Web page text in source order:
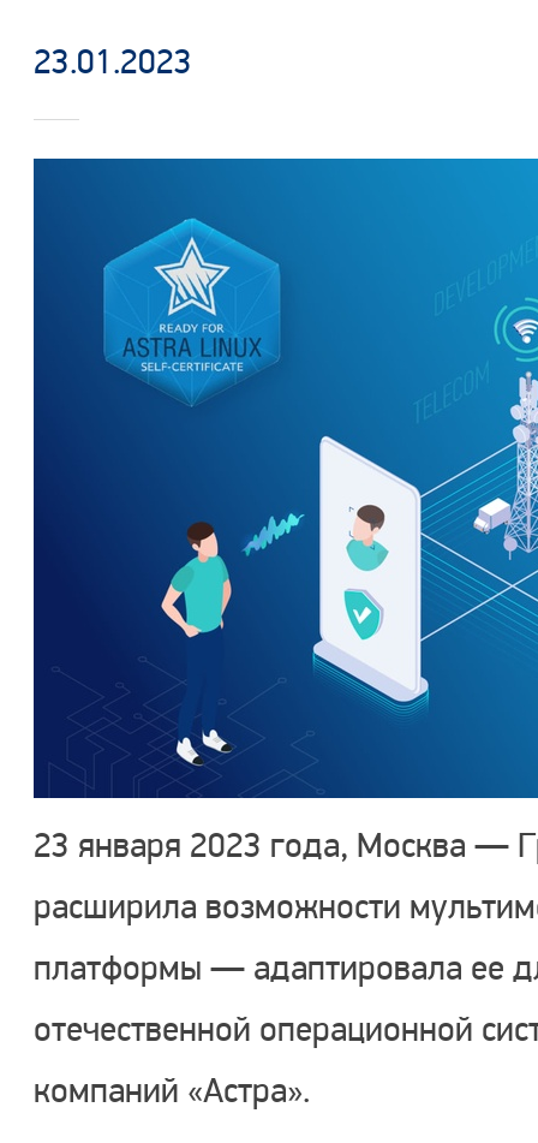
23.01.2023
23 января 2023 года, Москва —
расширила возможности
платформы — адаптировала ее
отечественной операционной
компаний «Астра».